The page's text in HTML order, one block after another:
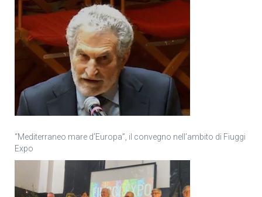
“Mediterraneo mare d’Europa”, il convegno nell’ambito di Fiuggi
Expo